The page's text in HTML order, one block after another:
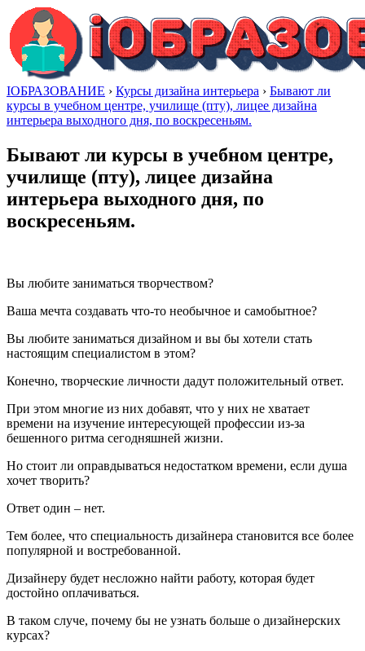
IОБРАЗОВАНИЕ › Курсы дизайна интерьера › Бывают ли
курсы в учебном центре, училище (пту), лицее дизайна
интерьера выходного дня, по воскресеньям.
Бывают ли курсы в учебном центре,
училище (пту), лицее дизайна
интерьера выходного дня, по
воскресеньям.
Вы любите заниматься творчеством?
Ваша мечта создавать что-то необычное и самобытное?
Вы любите заниматься дизайном и вы бы хотели стать
настоящим специалистом в этом?
Конечно, творческие личности дадут положительный ответ.
При этом многие из них добавят, что у них не хватает
времени на изучение интересующей профессии из-за
бешенного ритма сегодняшней жизни.
Но стоит ли оправдываться недостатком времени, если душа
хочет творить?
Ответ один – нет.
Тем более, что специальность дизайнера становится все более
популярной и востребованной.
Дизайнеру будет несложно найти работу, которая будет
достойно оплачиваться.
В таком случе, почему бы не узнать больше о дизайнерских
курсах?